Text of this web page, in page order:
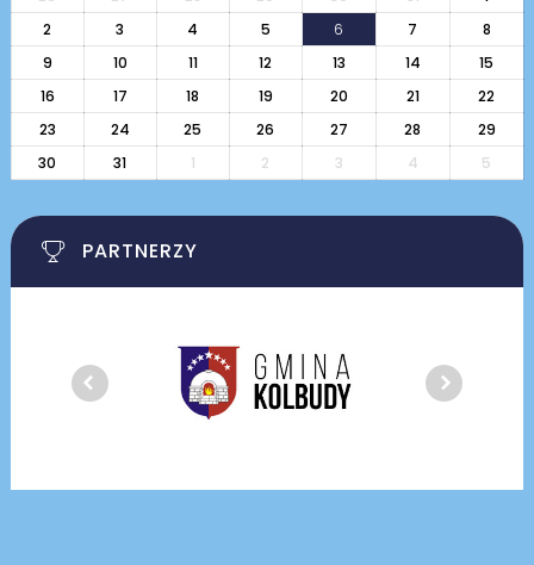
2
3 4 5 6 7
8
9
10 11 12 13 14
15
16
17 18 19 20 21
22
23
24 25 26 27 28
29
30
31 1 2 3 4 5
PARTNERZY